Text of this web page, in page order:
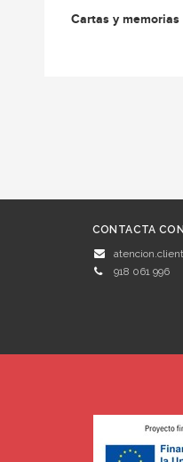
Cartas y memorias
CONTACTA
918 061 996